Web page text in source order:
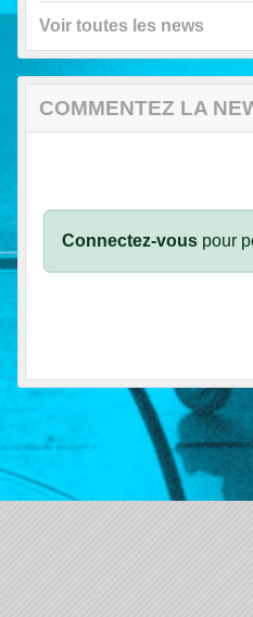
Voir toutes les news
COMMENTEZ LA
Connectez-vous pour